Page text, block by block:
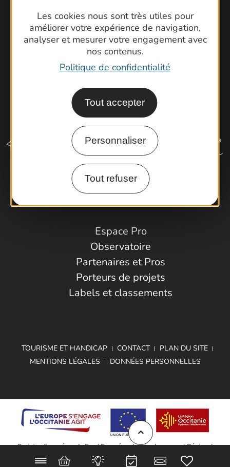
Les cookies nous sont très utiles pour
améliorer votre expérience de navigation,
analyser et mesurer votre engagement avec
nos contenus.
Politique de confidentialité
Tout accepter
Personnaliser
Tout refuser
Latitude Gard
Comment venir ?
Espace Pro
Observatoire
Partenaires et Pros
Porteurs de projets
Labels et classements
TOURISME ET HANDICAP CONTACT
PLAN DU SITE
MENTIONS LÉGALES
DONNÉES PERSONNELLES
Projet cofinancé par le Fond Européen de Développement Régional